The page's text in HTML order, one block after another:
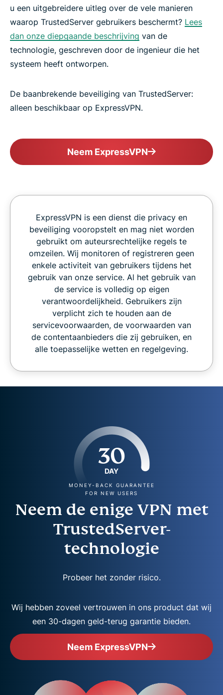
u een uitgebreidere uitleg over de vele manieren
waarop TrustedServer gebruikers beschermt? Lees
dan onze diepgaande beschrijving van de
technologie, geschreven door de ingenieur die het
systeem heeft ontworpen.
De baanbrekende beveiliging van TrustedServer:
alleen beschikbaar op ExpressVPN.
Neem ExpressVPN
ExpressVPN is een dienst die privacy en
beveiliging vooropstelt en mag niet worden
gebruikt om auteursrechtelijke regels te
omzeilen. Wij monitoren of registreren geen
enkele activiteit van gebruikers tijdens het
gebruik van onze service. Al het gebruik van
de service is volledig op eigen
verantwoordelijkheid. Gebruikers zijn
verplicht zich te houden aan de
servicevoorwaarden, de voorwaarden van
de contentaanbieders die zij gebruiken, en
alle toepasselijke wetten en regelgeving.
30
DAY
MONEY-BACK GUARANTEE
FOR NEW USERS
Neem de enige VPN met
TrustedServer-
technologie
Probeer het zonder risico.
Wij hebben zoveel vertrouwen in ons product dat wij
een 30-dagen geld-terug garantie bieden.
Neem ExpressVPN